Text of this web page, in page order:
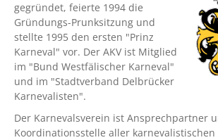
gegründet, feierte 1994 die
Gründungs-Prunksitzung und
stellte 1995 den ersten "Prinz
Karneval" vor. Der AKV ist Mitglied
im "Bund Westfälischer Karneval"
und im "Stadtverband Delbrücker
Karnevalisten".
Der Karnevalsverein ist Ansprechpartner
Koordinationsstelle aller